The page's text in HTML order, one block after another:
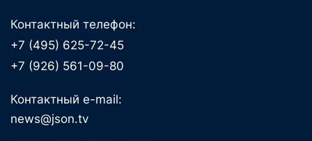
Контактный телефон:
+7 (495) 625-72-45
+7 (926) 561-09-80
Контактный e-mail:
news@json.tv